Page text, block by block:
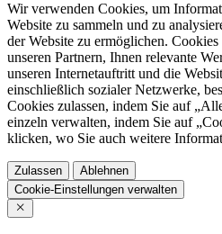
Wir verwenden Cookies, um
Website zu sammeln und zu
der Website zu ermöglichen.
unseren Partnern, Ihnen relevante
unseren Internetauftritt und die
einschließlich sozialer Netzwerke,
Cookies zulassen, indem Sie auf
einzeln verwalten, indem Sie auf
klicken, wo Sie auch weitere
Zulassen
Ablehnen
Cookie-Einstellungen verwalten